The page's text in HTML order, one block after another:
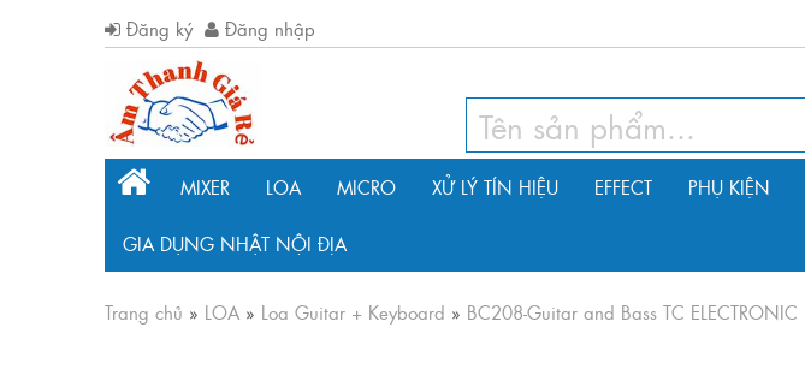
Đăng ký Đăng nhập
MIXER LOA MICRO XỬ LÝ TÍN HIỆU EFFECT PHỤ KIỆN
GIA DỤNG NHẬT NỘI ĐỊA
Trang chủ » LOA » Loa Guitar + Keyboard » BC208-Guitar and Bass TC ELECTRONIC